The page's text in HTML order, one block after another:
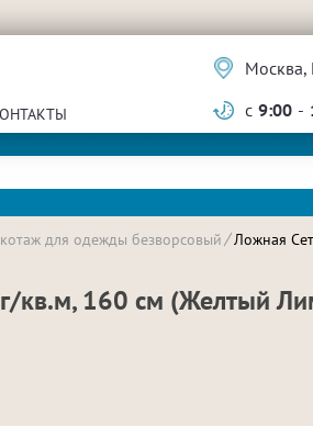
Москва,
с 9:00 -
для одежды безворсовый Ложная
кв.м, 160 см (Желтый